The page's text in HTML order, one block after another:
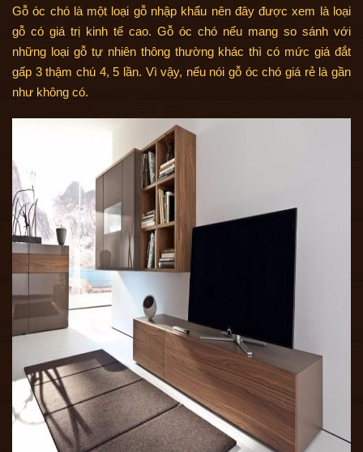
Gỗ óc chó là một loại gỗ nhập khẩu nên đây được xem là loại
gỗ có giá trị kinh tế cao. Gỗ óc chó nếu mang so sánh với
những loại gỗ tự nhiên thông thường khác thì có mức giá đắt
gấp 3 thậm chú 4, 5 lần. Vì vậy, nếu nói gỗ óc chó giá rẻ là gần
như không có.